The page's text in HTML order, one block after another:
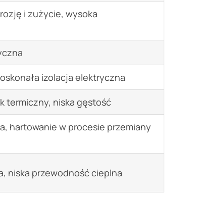
i zużycie, wysoka
izolacja elektryczna
termiczny, niska gęstość
hartowanie w procesie przemiany
niska przewodność cieplna